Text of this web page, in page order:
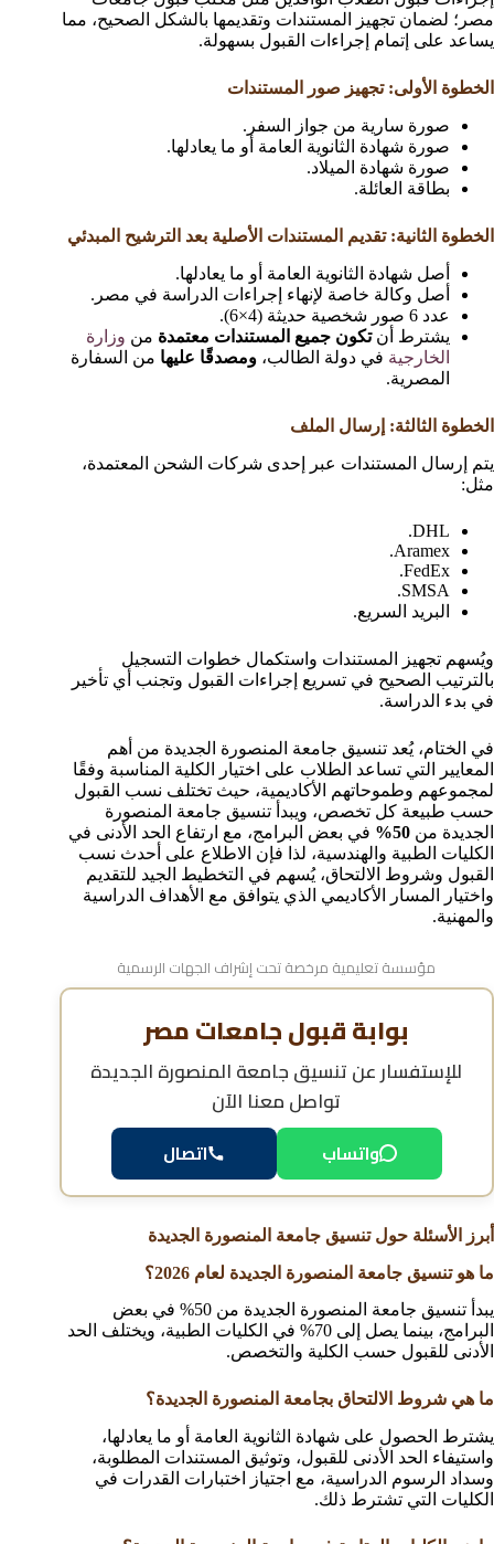
مصر؛ لضمان تجهيز المستندات وتقديمها بالشكل الصحيح، مما
يساعد على إتمام إجراءات القبول بسهولة.
الخطوة الأولى: تجهيز صور المستندات
صورة سارية من جواز السفر.
صورة شهادة الثانوية العامة أو ما يعادلها.
صورة شهادة الميلاد.
بطاقة العائلة.
الخطوة الثانية: تقديم المستندات الأصلية بعد الترشيح المبدئي
أصل شهادة الثانوية العامة أو ما يعادلها.
أصل وكالة خاصة لإنهاء إجراءات الدراسة في مصر.
عدد 6 صور شخصية حديثة (4×6).
يشترط أنتكون جميع المستندات معتمدة من وزارة
الخارجية في دولة الطالب، ومصدقًا عليها من السفارة
المصرية.
الخطوة الثالثة: إرسال الملف
يتم إرسال المستندات عبر إحدى شركات الشحن المعتمدة،
مثل:
DHL.
Aramex.
FedEx.
SMSA.
البريد السريع.
ويُسهم تجهيز المستندات واستكمال خطوات التسجيل
بالترتيب الصحيح في تسريع إجراءات القبول وتجنب أي تأخير
في بدء الدراسة.
في الختام، يُعد تنسيق جامعة المنصورة الجديدة من أهم
المعايير التي تساعد الطلاب على اختيار الكلية المناسبة وفقًا
لمجموعهم وطموحاتهم الأكاديمية، حيث تختلف نسب القبول
حسب طبيعة كل تخصص، ويبدأ تنسيق جامعة المنصورة
الجديدة من 50%
في بعض البرامج، مع ارتفاع الحد الأدنى في
الكليات الطبية والهندسية، لذا فإن الاطلاع على أحدث نسب
القبول وشروط الالتحاق، يُسهم في التخطيط الجيد للتقديم
واختيار المسار الأكاديمي الذي يتوافق مع الأهداف الدراسية
والمهنية.
مؤسسة تعليمية مرخصة تحت إشراف الجهات الرسمية
بوابة قبول جامعات مصر
للإستفسار عنتنسيق جامعة المنصورة الجديدة
تواصل معنا الآن
واتساب اتصال
أبرز الأسئلة حول تنسيق جامعة المنصورة الجديدة
ما هو تنسيق جامعة المنصورة الجديدة لعام 2026؟
يبدأ تنسيق جامعة المنصورة الجديدة من 50% في بعض
البرامج، بينما يصل إلى 70% في الكليات الطبية، ويختلف الحد
الأدنى للقبول حسب الكلية والتخصص.
ما هي شروط الالتحاق بجامعة المنصورة الجديدة؟
يشترط الحصول على شهادة الثانوية العامة أو ما يعادلها،
واستيفاء الحد الأدنى للقبول، وتوثيق المستندات المطلوبة،
وسداد الرسوم الدراسية، مع اجتياز اختبارات القدرات في
الكليات التي تشترط ذلك.